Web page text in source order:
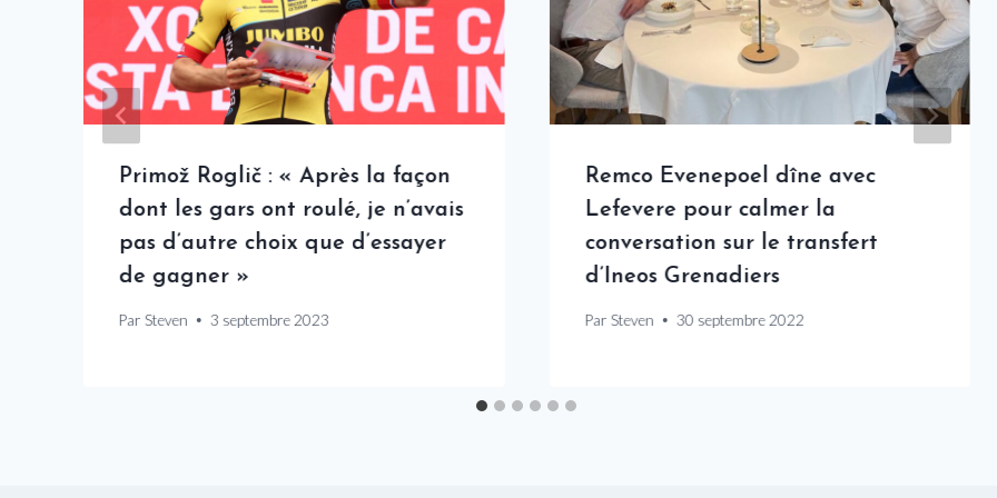
Primož Roglič : « Après la façon
dont les gars ont roulé, je n’avais
pas d’autre choix que d’essayer
de gagner »
Par Steven 3 septembre 2023
Remco Evenepoel dîne avec
Lefevere pour calmer la
conversation sur le transfert
d’Ineos Grenadiers
Par Steven 30 septembre 2022